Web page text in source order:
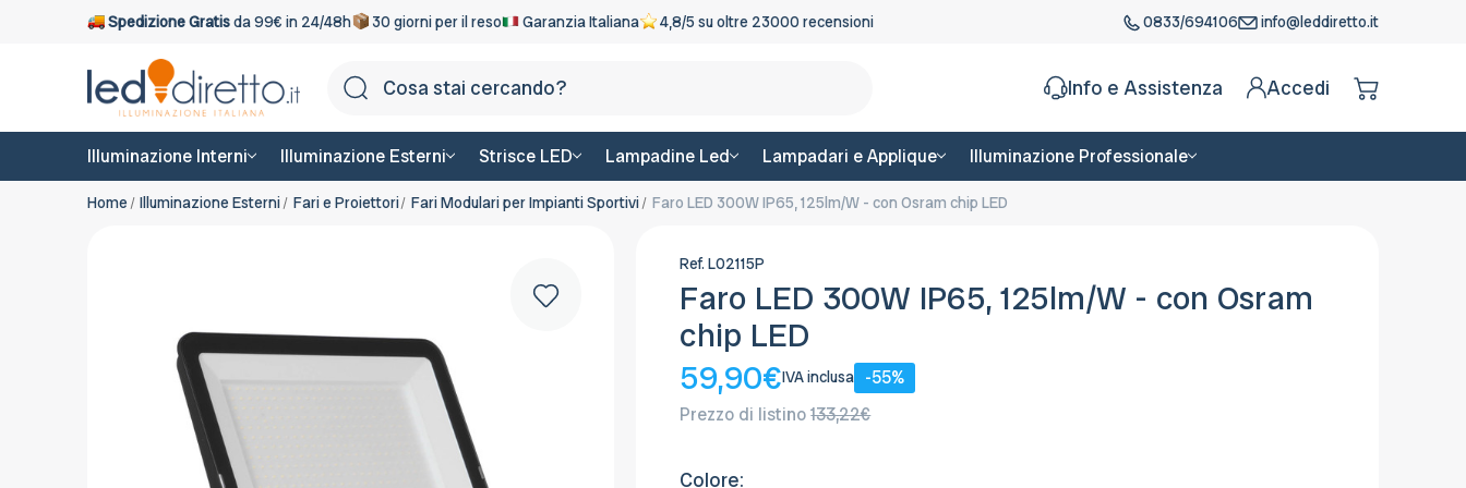
Spedizione Gratisda 99€ in 24/48h 30 giorni per il reso Garanzia Italiana 4,8/5 su oltre 23000 recensioni 0833/694106 info@leddiretto.it
Info e Assistenza Accedi
Illuminazione Interni Illuminazione Esterni Strisce LED Lampadine Led Lampadari e Applique Illuminazione Professionale
Home Illuminazione Esterni Fari e Proiettori Fari Modulari per Impianti Sportivi Faro LED 300W IP65, 125lm/W - con Osram chip LED
Ref. L02115P
Faro LED 300W IP65, 125lm/W - con Osram
chip LED
59,90€IVA inclusa
-55%
Prezzo di listino133,22€
Colore: